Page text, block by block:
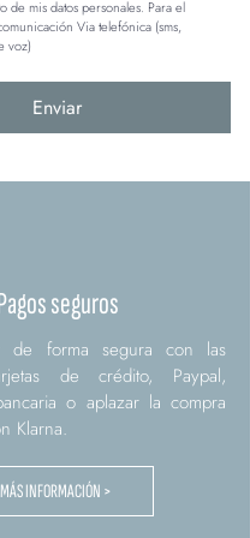
de mis datos personales. Para el
Via telefónica (sms,
voz)
Enviar
seguros
de forma segura con las
de crédito, Paypal,
o aplazar la compra
Klarna.
MÁS INFORMACIÓN >